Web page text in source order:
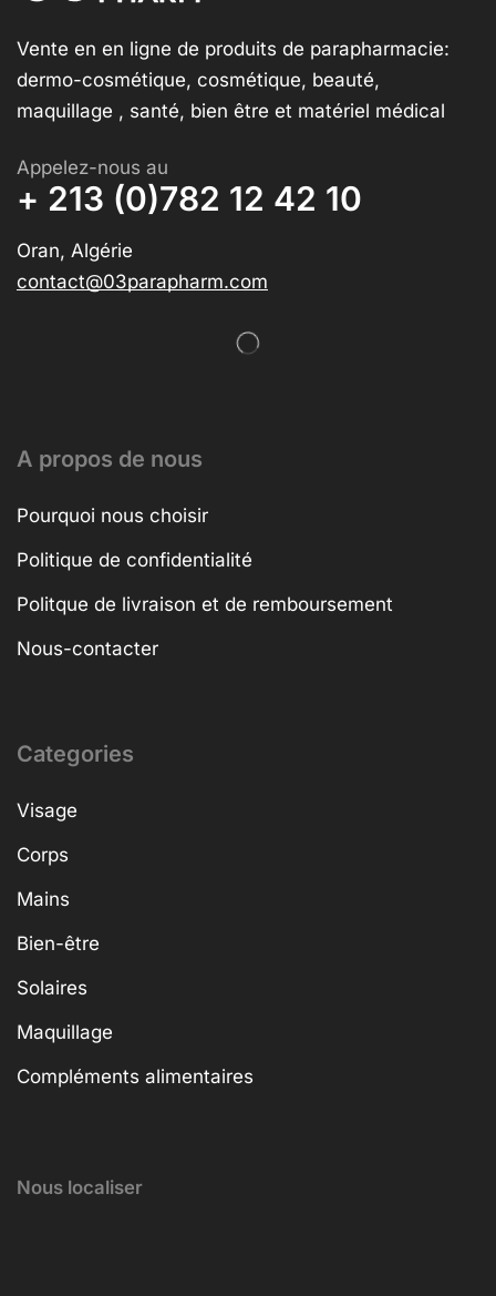
Vente en en ligne de produits de parapharmacie:
dermo-cosmétique, cosmétique, beauté,
maquillage , santé, bien être et matériel médical
Appelez-nous au
+ 213 (0)782 12 42 10
Oran, Algérie
contact@03parapharm.com
A propos de nous
Pourquoi nous choisir
Politique de confidentialité
Politque de livraison et de remboursement
Nous-contacter
Categories
Visage
Corps
Mains
Bien-être
Solaires
Maquillage
Compléments alimentaires
Nous localiser